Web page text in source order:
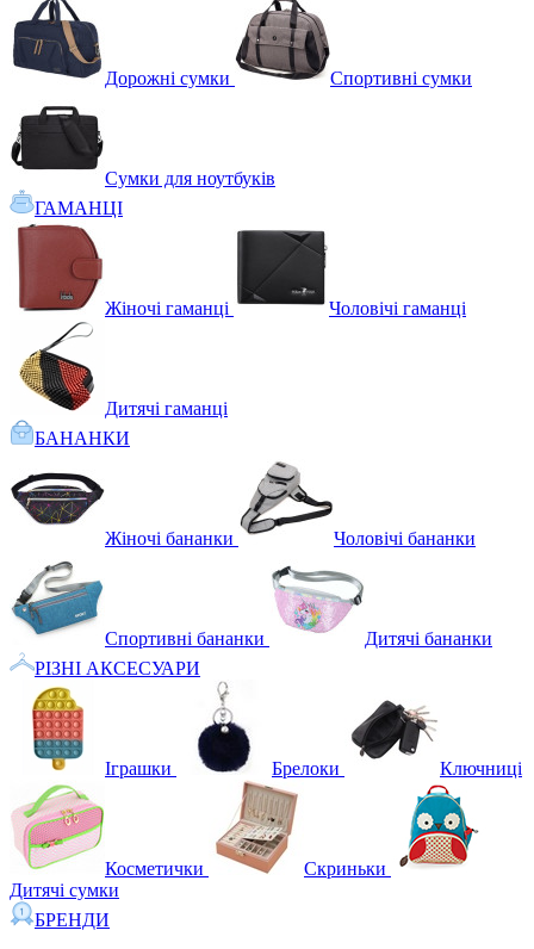
Дорожні сумки Спортивні сумки
Сумки для ноутбуків
ГАМАНЦІ
Жіночі гаманці Чоловічі гаманці
Дитячі гаманці
БАНАНКИ
Жіночі бананки Чоловічі бананки
Спортивні бананки
Дитячі бананки
РІЗНІ АКСЕСУАРИ
Іграшки Брелоки Ключниці
Косметички
Скриньки
Дитячі сумки
БРЕНДИ